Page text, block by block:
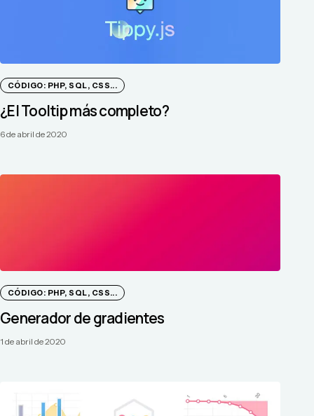
CÓDIGO: PHP, SQL, CSS...
¿El Tooltip más completo?
6 de abril de 2020
CÓDIGO: PHP, SQL, CSS...
Generador de gradientes
1 de abril de 2020